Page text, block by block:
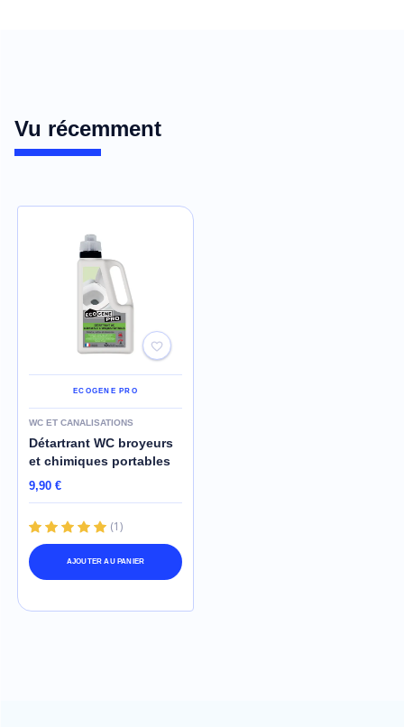
Vu récemment
ECOGENE PRO
WC ET CANALISATIONS
Détartrant WC broyeurs
et chimiques portables
9,90 €
(1)
AJOUTER AU PANIER